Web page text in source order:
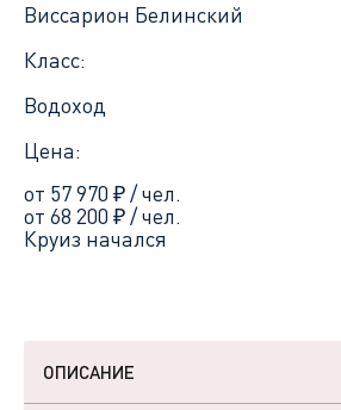
Виссарион Белинский
Класс:
Водоход
Цена:
от 57 970 ₽/ чел.
от 68 200 ₽/ чел.
Круиз начался
ОПИСАНИЕ